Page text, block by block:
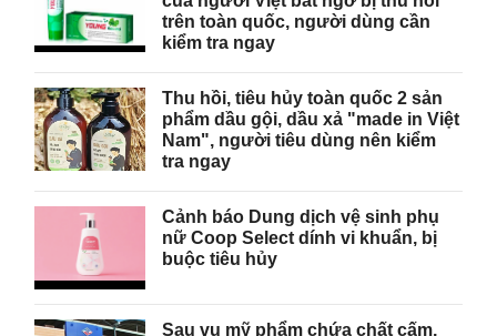
trên toàn quốc, người dùng cần
kiểm tra ngay
Thu hồi, tiêu hủy toàn quốc 2 sản
phẩm dầu gội, dầu xả "made in Việt
Nam", người tiêu dùng nên kiểm
tra ngay
Cảnh báo Dung dịch vệ sinh phụ
nữ Coop Select dính vi khuẩn, bị
buộc tiêu hủy
Sau vụ mỹ phẩm chứa chất cấm,